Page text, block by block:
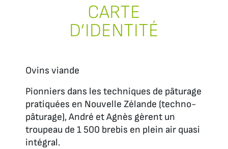
CARTE
D’IDENTITÉ
Ovins viande
Pionniers dans les techniques de pâturage
pratiquées en Nouvelle Zélande (techno-
pâturage), André et Agnès gèrent un
troupeau de 1 500 brebis en plein air quasi
intégral.